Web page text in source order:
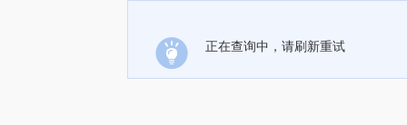
正在查询中，请刷新重试